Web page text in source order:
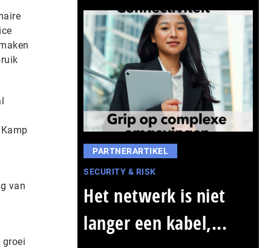
van
groei
PARTNERARTIKEL
SECURITY & RISK
Het netwerk is niet
langer een kabel,...